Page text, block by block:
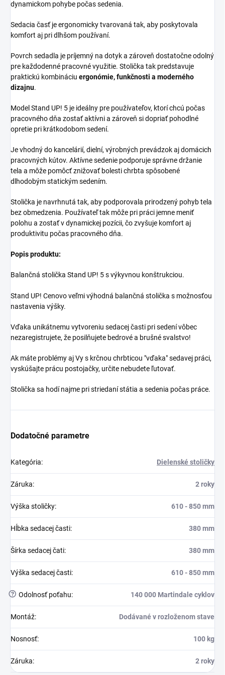
dynamickom pohybe počas sedenia.
Sedacia časť je ergonomicky tvarovaná tak, aby poskytovala
komfort aj pri dlhšom používaní.
Povrch sedadla je príjemný na dotyk a zároveň dostatočne odolný
pre každodenné pracovné využitie. Stolička tak predstavuje
praktickú kombináciu ergonómie, funkčnosti a moderného
dizajnu.
Model Stand UP! 5 je ideálny pre používateľov, ktorí chcú počas
pracovného dňa zostať aktívni a zároveň si dopriať pohodlné
opretie pri krátkodobom sedení.
Je vhodný do kancelárií, dielní, výrobných prevádzok aj domácich
pracovných kútov. Aktívne sedenie podporuje správne držanie
tela a môže pomôcť znižovať bolesti chrbta spôsobené
dlhodobým statickým sedením.
Stolička je navrhnutá tak, aby podporovala prirodzený pohyb tela
bez obmedzenia. Používateľ tak môže pri práci jemne meniť
polohu a zostať v dynamickej pozícii, čo zvyšuje komfort aj
produktivitu počas pracovného dňa.
Popis produktu:
Balančná stolička Stand UP! 5 s výkyvnou konštrukciou.
Stand UP! Cenovo veľmi výhodná balančná stolička s možnosťou
nastavenia výšky.
Vďaka unikátnemu vytvoreniu sedacej časti pri sedení vôbec
nezaregistrujete, že posilňujete bedrové a brušné svalstvo!
Ak máte problémy aj Vy s krčnou chrbticou "vďaka" sedavej práci,
vyskúšajte prácu postojačky, určite nebudete ľutovať.
Stolička sa hodí najme pri striedaní státia a sedenia počas práce.
Dodatočné parametre
Kategória: Dielenské stoličky
Záruka: 2 roky
Výška stoličky: 610 - 850 mm
Hĺbka sedacej časti: 380 mm
Šírka sedacej čati: 380 mm
Výška sedacej časti: 610 - 850 mm
? Odolnosť poťahu: 140 000 Martindale cyklov
Montáž: Dodávané v rozloženom stave
Nosnosť: 100 kg
Záruka: 2 roky